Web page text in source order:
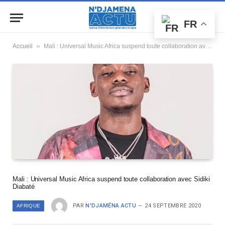
Accueil » Mali : Universal Music Africa suspend toute collaboration avec Sidiki Diabaté
Mali : Universal Music Africa suspend toute collaboration avec Sidiki
Diabaté
AFRIQUE PAR N'DJAMÉNA ACTU 24 SEPTEMBRE 2020
FR